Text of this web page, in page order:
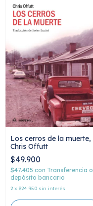
Los cerros de la muerte,
Chris Offutt
$49.900
$47.405 con Transferencia o
depósito bancario
2 x $24.950 sin interés